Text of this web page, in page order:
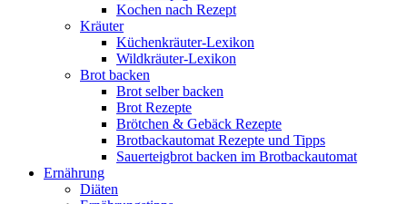
Kochen nach Rezept
Kräuter
Küchenkräuter-Lexikon
Wildkräuter-Lexikon
Brot backen
Brot selber backen
Brot Rezepte
Brötchen & Gebäck Rezepte
Brotbackautomat Rezepte und Tipps
Sauerteigbrot backen im Brotbackautomat
Ernährung
Diäten